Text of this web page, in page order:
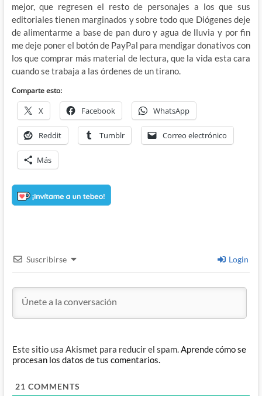
mejor, que regresen el resto de personajes a los que sus
editoriales tienen marginados y sobre todo que Diógenes deje
de alimentarme a base de pan duro y agua de lluvia y por fin
me deje poner el botón de PayPal para mendigar donativos con
los que comprar más material de lectura, que la vida esta cara
cuando se trabaja a las órdenes de un tirano.
Comparte esto:
X Facebook WhatsApp
Reddit Tumblr Correo electrónico
Más
Suscribirse Login
Este sitio usa Akismet para reducir el spam. Aprende cómo se
procesan los datos de tus comentarios.
21 COMMENTS